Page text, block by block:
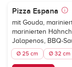
Pizza Espana
mit Gouda,
marinierten
Jalapenos, BBQ-
Ø 25 cm Ø 32 cm